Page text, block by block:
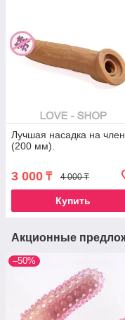
Лучшая насадка на член
(200 мм).
3 000 ₸ 4 000 ₸
Купить
Акционные
–50%